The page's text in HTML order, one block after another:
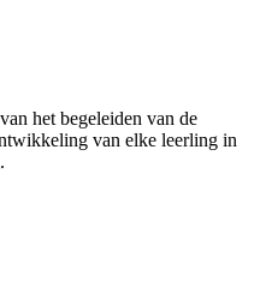
het begeleiden van de
van elke leerling in